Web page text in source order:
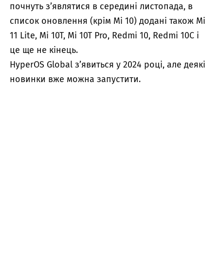
почнуть з’являтися в середині листопада, в
список оновлення (крім Mi 10) додані також Mi
11 Lite, Mi 10T, Mi 10T Pro, Redmi 10, Redmi 10C і
це ще не кінець.
HyperOS Global з’явиться у 2024 році, але деякі
новинки вже можна запустити.